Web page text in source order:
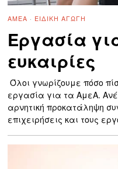
ΑΜΕΑ · ΕΙΔΙΚΉ ΑΓΩΓΉ
Εργασία
ευκαιρίες
Όλοι γνωρίζουμε πόσο
εργασία για τα ΑμεΑ.
αρνητική προκατάληψη
επιχειρήσεις και τους